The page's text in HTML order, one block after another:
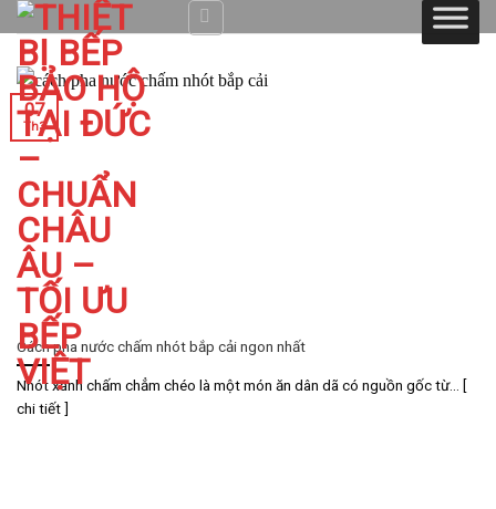
Skip
to
content
Cách pha nước chấm nhót bắp cải ngon nhất
Nhót xanh chấm chẳm chéo là một món ăn dân dã có nguồn gốc từ... [
chi tiết ]
07
Th3